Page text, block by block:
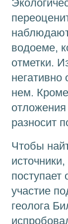
водоеме,
отметки.
нем.
разносит
Чтобы
поступает
участие
геолога